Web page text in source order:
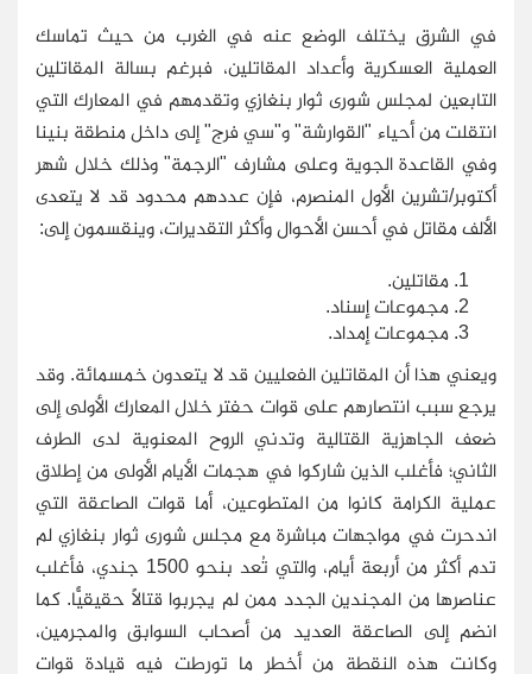
في الشرق يختلف الوضع عنه في الغرب من حيث تماسك
العملية العسكرية وأعداد المقاتلين، فبرغم بسالة المقاتلين
التابعين لمجلس شورى ثوار بنغازي وتقدمهم في المعارك التي
انتقلت من أحياء "القوارشة" و"سي فرج" إلى داخل منطقة بنينا
وفي القاعدة الجوية وعلى مشارف "الرجمة" وذلك خلال شهر
أكتوبر/تشرين الأول المنصرم، فإن عددهم محدود قد لا يتعدى
الألف مقاتل في أحسن الأحوال وأكثر التقديرات، وينقسمون إلى:
مقاتلين.
مجموعات إسناد.
مجموعات إمداد.
ويعني هذا أن المقاتلين الفعليين قد لا يتعدون خمسمائة. وقد
يرجع سبب انتصارهم على قوات حفتر خلال المعارك الأولى إلى
ضعف الجاهزية القتالية وتدني الروح المعنوية لدى الطرف
الثاني؛ فأغلب الذين شاركوا في هجمات الأيام الأولى من إطلاق
عملية الكرامة كانوا من المتطوعين، أما قوات الصاعقة التي
اندحرت في مواجهات مباشرة مع مجلس شورى ثوار بنغازي لم
تدم أكثر من أربعة أيام، والتي تُعد بنحو 1500 جندي، فأغلب
عناصرها من المجندين الجدد ممن لم يجربوا قتالاً حقيقيًّا. كما
انضم إلى الصاعقة العديد من أصحاب السوابق والمجرمين،
وكانت هذه النقطة من أخطر ما تورطت فيه قيادة قوات